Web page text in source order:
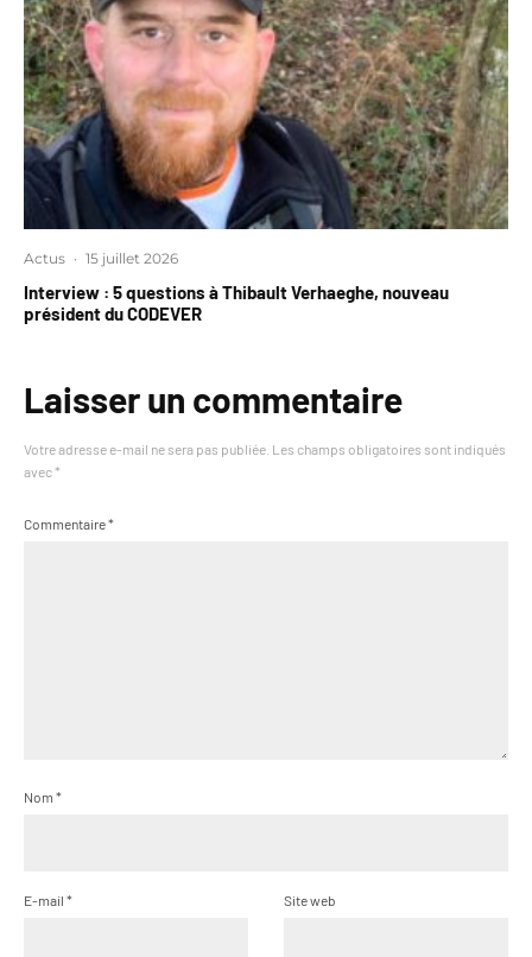
Actus · 15 juillet 2026
Interview : 5 questions à Thibault Verhaeghe, nouveau
président du CODEVER
Laisser un commentaire
Votre adresse e-mail ne sera pas publiée. Les champs obligatoires sont indiqués
avec *
Commentaire*
Nom *
E-mail * Site web